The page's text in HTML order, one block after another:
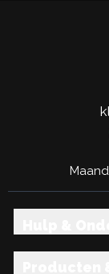
Groothandel
Elegant